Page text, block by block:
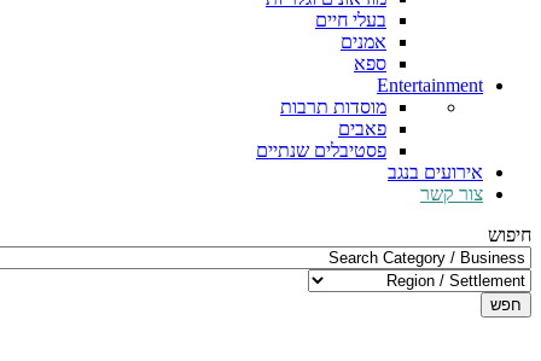
בעלי חיים
אמנים
ספא
Entertainment
מוסדות תרבות
פאבים
פסטיבלים שנתיים
אירועים בנגב
צור קשר
חיפוש
חפש